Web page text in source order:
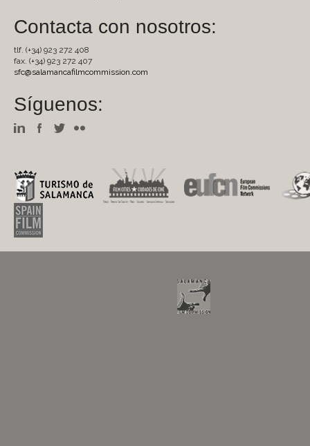
Contacta con nosotros:
tlf. (+34) 923 272 408
fax. (+34) 923 272 407
sfc@salamancafilmcommission.com
Síguenos: